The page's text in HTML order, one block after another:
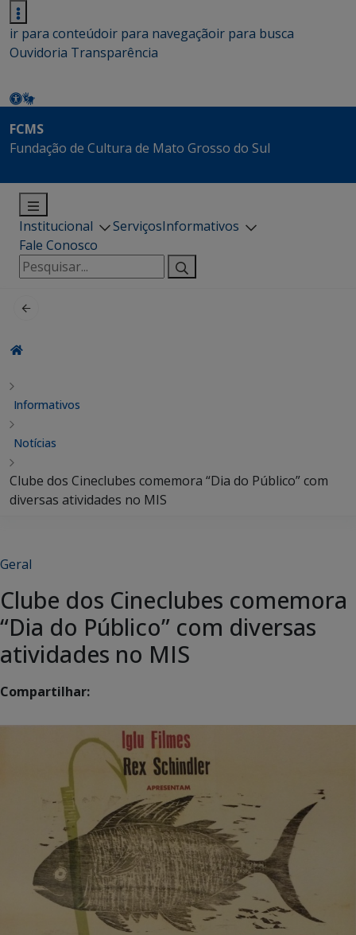
ir para conteúdoir para navegaçãoir para busca
Ouvidoria Transparência
FCMS
Fundação de Cultura de Mato Grosso do Sul
Institucional ServiçosInformativos
Fale Conosco
Pesquisar
por:
Informativos
Notícias
Clube dos Cineclubes comemora “Dia do Público” com
diversas atividades no MIS
Geral
Clube dos Cineclubes comemora
“Dia do Público” com diversas
atividades no MIS
Compartilhar: